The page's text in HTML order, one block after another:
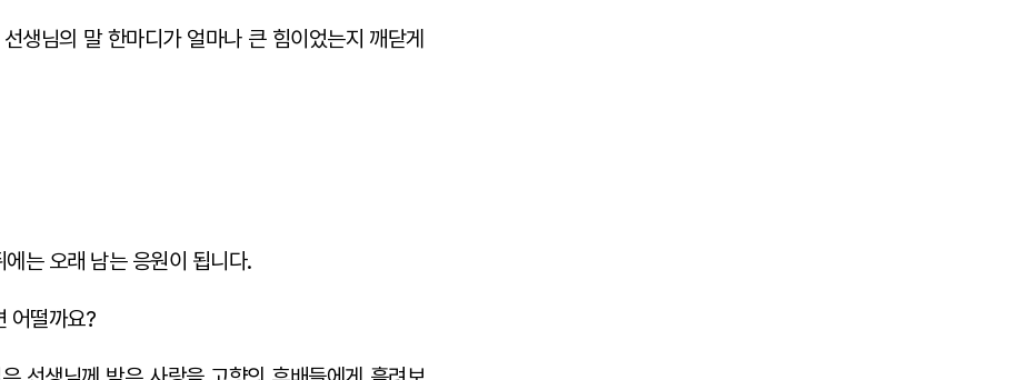
생님의 말 한마디가 얼마나 큰 힘이었는지 깨닫게
는 오래 남는 응원이 됩니다.
어떨까요?